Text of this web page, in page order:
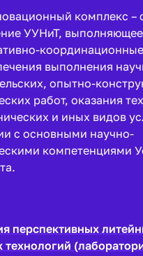
комплекс –
УУНиТ, выполняющее
выполнения
опытно-
работ, оказания
и иных видов
с основными научно-
компетенциями
перспективных
технологий